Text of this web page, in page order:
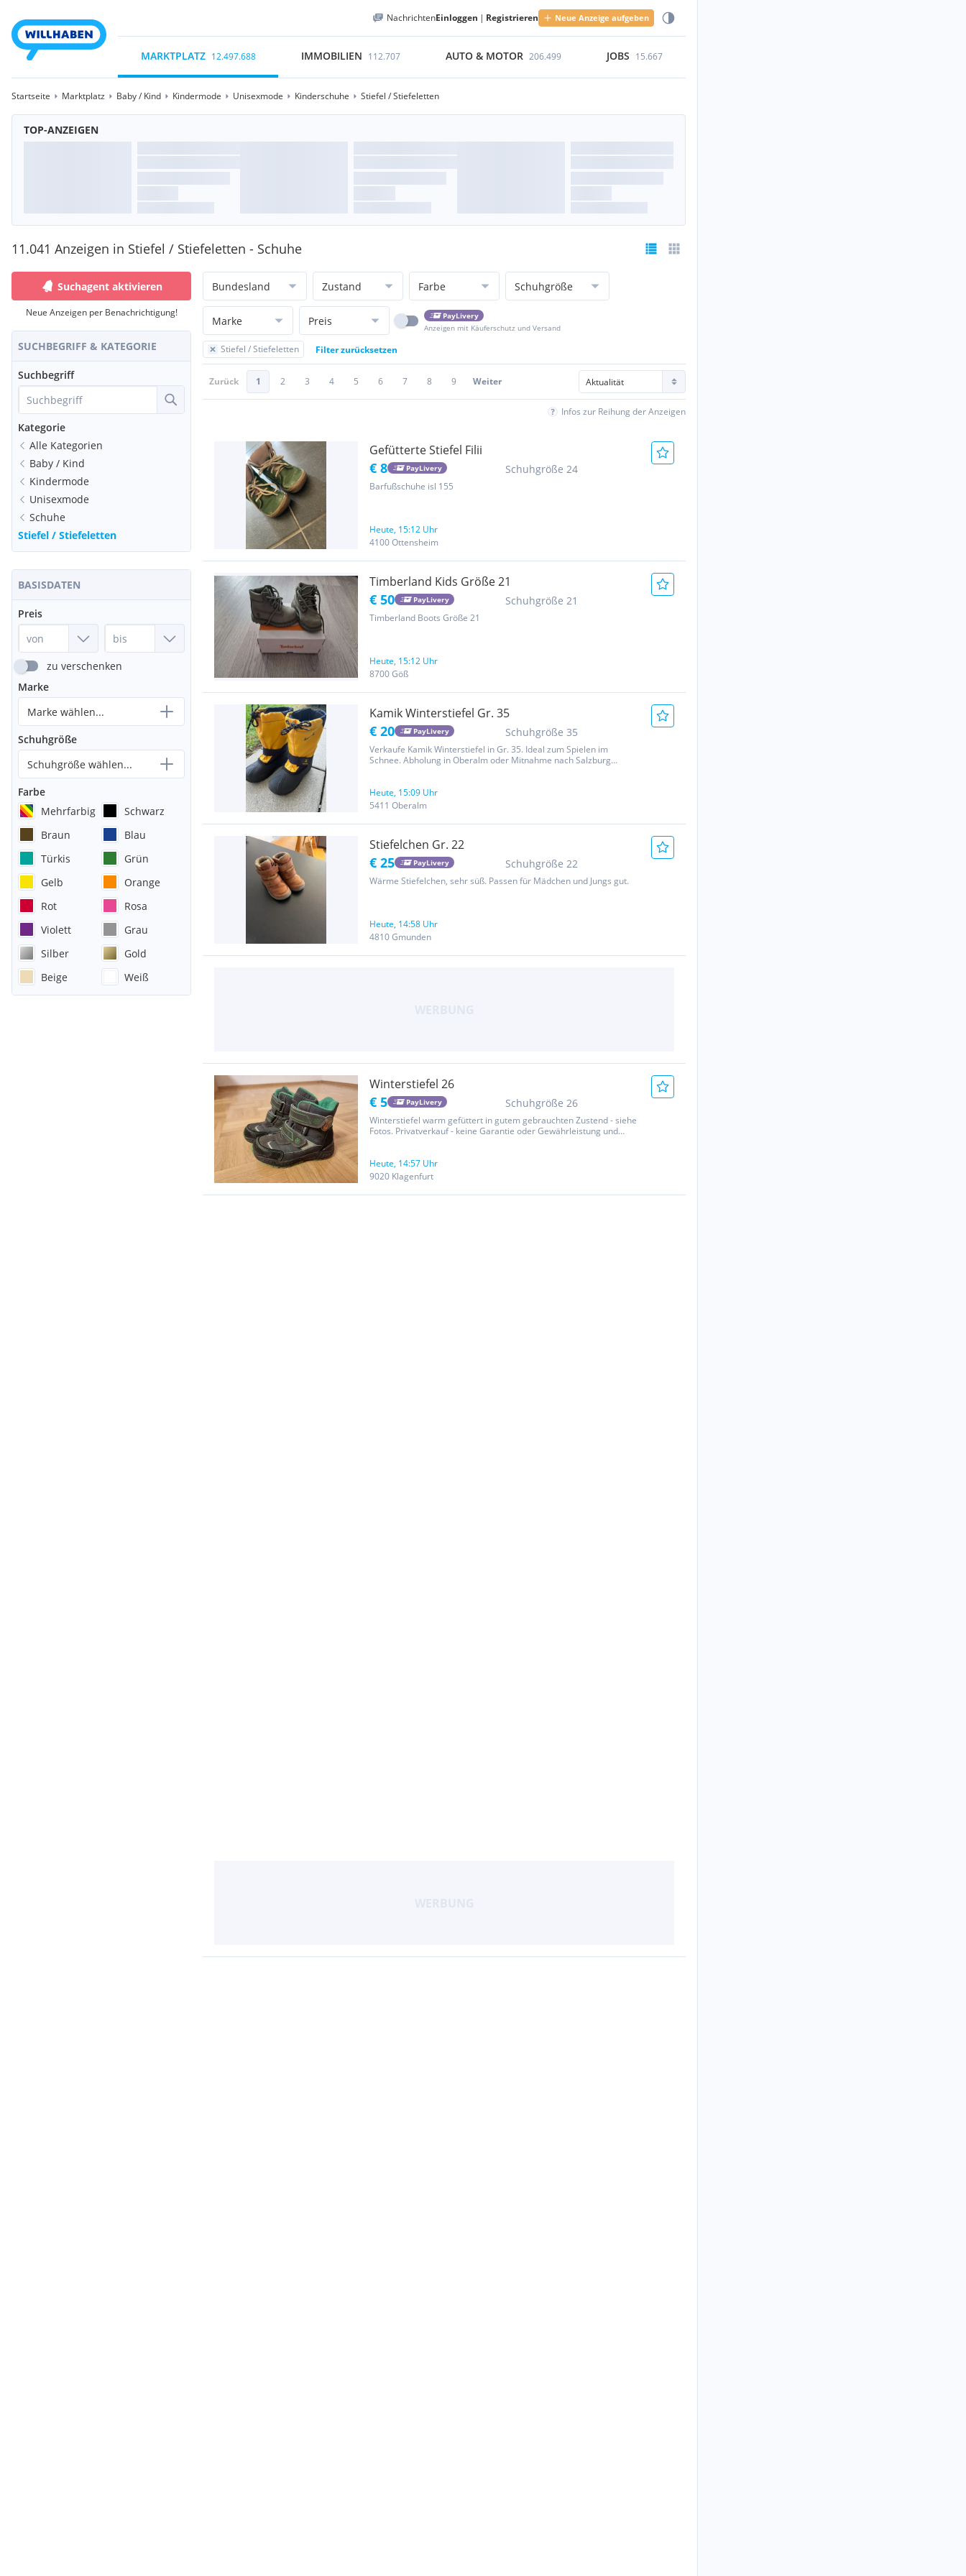
NachrichtenEinloggen | Registrieren Neue Anzeige aufgeben
MARKTPLATZ 12.497.688 IMMOBILIEN 112.707 AUTO & MOTOR 206.499 JOBS 15.667
Startseite Marktplatz Baby / Kind Kindermode Unisexmode Kinderschuhe Stiefel / Stiefeletten
TOP-ANZEIGEN
11.041 Anzeigen in Stiefel / Stiefeletten - Schuhe
Suchagent aktivieren
Neue Anzeigen per Benachrichtigung!
SUCHBEGRIFF & KATEGORIE
Suchbegriff
Kategorie
Alle Kategorien
Baby / Kind
Kindermode
Unisexmode
Schuhe
Stiefel / Stiefeletten
BASISDATEN
Preis
zu verschenken
Marke
Marke wählen...
Schuhgröße
Schuhgröße wählen...
Farbe
Mehrfarbig
Schwarz
Braun
Blau
Türkis
Grün
Gelb
Orange
Rot
Rosa
Violett
Grau
Silber
Gold
Beige
Weiß
Bundesland Zustand Farbe Schuhgröße
Marke Preis
PayLivery
Anzeigen mit Käuferschutz und Versand
Stiefel / Stiefeletten Filter zurücksetzen
Zurück 1 2 3 4 5 6 7 8 9 Weiter
Infos zur Reihung der Anzeigen
Gefütterte Stiefel Filii
€ 8 PayLivery Schuhgröße 24
Barfußschuhe isl 155
Heute, 15:12 Uhr
4100 Ottensheim
Timberland Kids Größe 21
€ 50 PayLivery Schuhgröße 21
Timberland Boots Größe 21
Heute, 15:12 Uhr
8700 Göß
Kamik Winterstiefel Gr. 35
€ 20 PayLivery Schuhgröße 35
Verkaufe Kamik Winterstiefel in Gr. 35. Ideal zum Spielen im
Schnee. Abholung in Oberalm oder Mitnahme nach Salzburg
Heute, 15:09 Uhr
5411 Oberalm
Stiefelchen Gr. 22
€ 25 PayLivery Schuhgröße 22
Wärme Stiefelchen, sehr süß. Passen für Mädchen und Jungs gut.
Heute, 14:58 Uhr
4810 Gmunden
Winterstiefel 26
€ 5 PayLivery Schuhgröße 26
Winterstiefel warm gefüttert in gutem gebrauchten Zustend - siehe
Fotos. Privatverkauf - keine Garantie oder Gewährleistung und
Heute, 14:57 Uhr
9020 Klagenfurt